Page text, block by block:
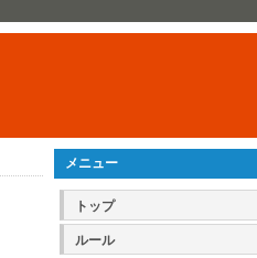
メニュー
トップ
ルール